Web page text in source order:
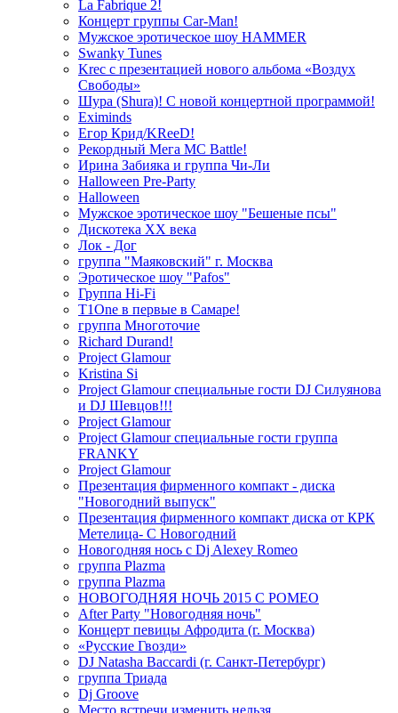
La Fabrique 2!
Концерт группы Car-Man!
Мужское эротическое шоу HAMMER
Swanky Tunes
Krec с презентацией нового альбома «Воздух
Свободы»
Шура (Shura)! С новой концертной программой!
Eximinds
Егор Крид/KReeD!
Рекордный Мега МС Battle!
Ирина Забияка и группа Чи-Ли
Halloween Pre-Party
Halloween
Мужское эротическое шоу "Бешеные псы"
Дискотека ХХ века
Лок - Дог
группа "Маяковский" г. Москва
Эротическое шоу "Pafos"
Группа Hi-Fi
T1One в первые в Самаре!
группа Многоточие
Richard Durand!
Project Glamour
Kristina Si
Project Glamour специальные гости DJ Силуянова
и DJ Шевцов!!!
Project Glamour
Project Glamour специальные гости группа
FRANKY
Project Glamour
Презентация фирменного компакт - диска
"Новогодний выпуск"
Презентация фирменного компакт диска от КРК
Метелица- С Новогодний
Новогодняя нось с Dj Alexey Romeo
группа Plazma
группа Plazma
НОВОГОДНЯЯ НОЧЬ 2015 C РОМЕО
After Party "Новогодняя ночь"
Концерт певицы Афродита (г. Москва)
«Русские Гвозди»
DJ Natasha Baccardi (г. Санкт-Петербург)
группа Триада
Dj Groove
Место встречи изменить нельзя